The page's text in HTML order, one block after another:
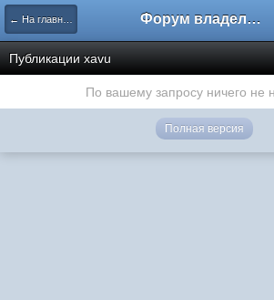
← На главную Форум владельцев интернет-магазинов
Публикации xavu
По вашему запросу ничего не
Полная версия